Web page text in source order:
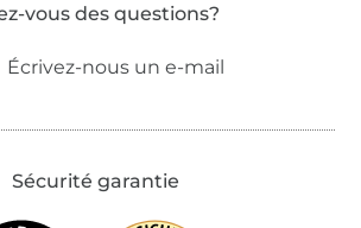
vous des questions?
Écrivez-nous un e-mail
Sécurité garantie